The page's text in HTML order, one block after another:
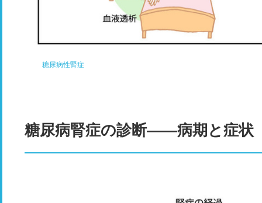
糖尿病性腎症
糖尿病腎症の診断――病期と症状